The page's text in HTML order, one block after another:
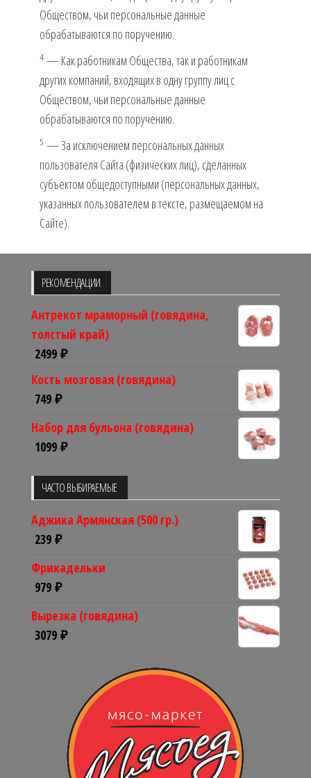
Обществом, чьи персональные данные
обрабатываются по поручению.
4— Как работникам Общества, так и работникам
других компаний, входящих в одну группу лиц с
Обществом, чьи персональные данные
обрабатываются по поручению.
5— За исключением персональных данных
пользователя Сайта (физических лиц), сделанных
субъектом общедоступными (персональных данных,
указанных пользователем в тексте, размещаемом на
Сайте).
РЕКОМЕНДАЦИИ
Антрекот мраморный (говядина,
толстый край)
2499 ₽
Кость мозговая (говядина)
749 ₽
Набор для бульона (говядина)
1099 ₽
ЧАСТО ВЫБИРАЕМЫЕ
Аджика Армянская (500 гр.)
239 ₽
Фрикадельки
979 ₽
Вырезка (говядина)
3079 ₽